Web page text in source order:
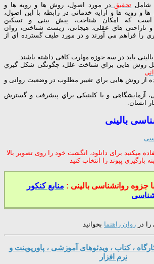
شامل تحقیق در مورد اصول، روش ها و رویه ها و
و رویه ها و ارایه خدماتی در رابطه با این اصول،
که امکان شناخت، پیش بینی و تسکین
و ناراحتی هاي عقلی، هیجانی، زیست شناختی، روان
را فراهم می آورند و در مورد طیف گسترده اي از
باید در سه حوزه مهارت کافی داشته باشند:
روش هایی براي شناخت علل، چگونگی شکل گیري
از روش هایی براي تغییر مطلوب در وضعیت روانی و
آزمایشگاهی و یا کلینیکی براي پیشرفت و گسترش
انسان.
بالینی
میکنید برای دانلود، انگشت خود را روی تصویر بالا
بارگیری پیوند را انتخاب کنید
جزوه روانشناسی بالینی : منابع کنکور
در روان راهنما بخوانید
، کتاب ، ویدئوهای آموزشی ، پاورپوینت و
نرم افزار